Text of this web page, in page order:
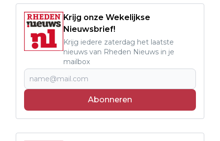
Krijg onze Wekelijkse
Nieuwsbrief!
Krijg iedere zaterdag het laatste
nieuws van Rheden Nieuws in je
mailbox
Abonneren